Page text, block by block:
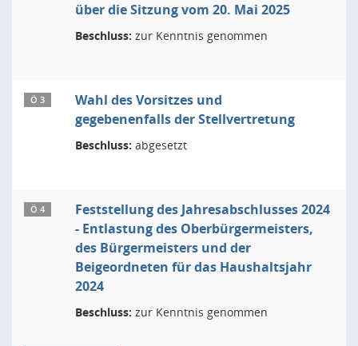
über die Sitzung vom 20. Mai 2025
Beschluss: zur Kenntnis genommen
Ö 3
Wahl des Vorsitzes und
gegebenenfalls der Stellvertretung
Beschluss: abgesetzt
Ö 4
Feststellung des Jahresabschlusses 2024
- Entlastung des Oberbürgermeisters,
des Bürgermeisters und der
Beigeordneten für das Haushaltsjahr
2024
Beschluss: zur Kenntnis genommen